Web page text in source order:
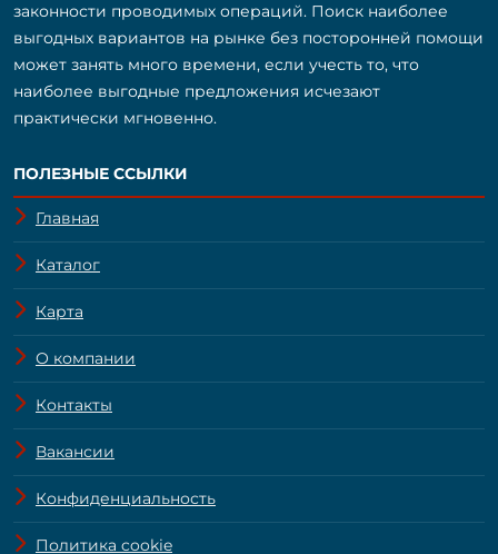
законности проводимых операций. Поиск наиболее
выгодных вариантов на рынке без посторонней помощи
может занять много времени, если учесть то, что
наиболее выгодные предложения исчезают
практически мгновенно.
ПОЛЕЗНЫЕ ССЫЛКИ
Главная
Каталог
Карта
О компании
Контакты
Вакансии
Конфиденциальность
Политика cookie